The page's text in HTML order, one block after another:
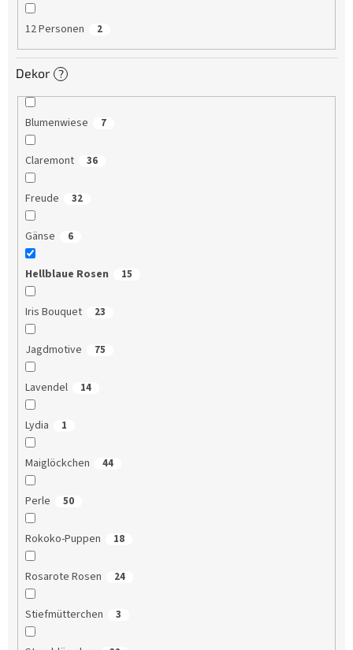
12 Personen 2
Dekor ?
Blumenwiese 7
Claremont 36
Freude 32
Gänse 6
Hellblaue Rosen 15
Iris Bouquet 23
Jagdmotive 75
Lavendel 14
Lydia 1
Maiglöckchen 44
Perle 50
Rokoko-Puppen 18
Rosarote Rosen 24
Stiefmütterchen 3